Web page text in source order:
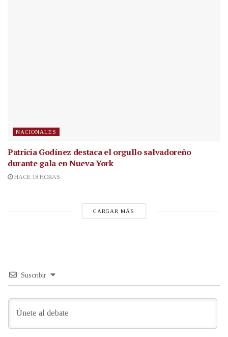
NACIONALES
Patricia Godínez destaca el orgullo salvadoreño
durante gala en Nueva York
HACE 18 HORAS
CARGAR MÁS
Suscribir